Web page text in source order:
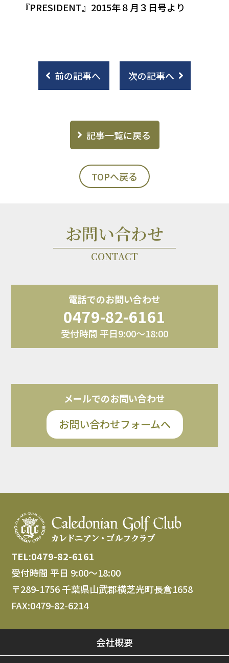
『PRESIDENT』2015年８月３日号より
前の記事へ 次の記事へ
記事一覧に戻る
TOPへ戻る
お問い合わせ
CONTACT
電話でのお問い合わせ
0479-82-6161
受付時間 平日9:00～18:00
メールでのお問い合わせ
お問い合わせフォームへ
TEL:0479-82-6161
受付時間 平日 9:00～18:00
〒289-1756 千葉県山武郡横芝光町長倉1658
FAX:0479-82-6214
会社概要